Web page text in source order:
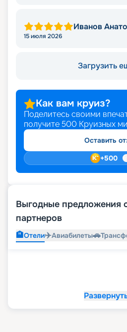
Иванов
15 июля 2026
Загрузить
Как вам круиз?
Поделитесь своими
получите 500 Круизных
Оставить
+500
Выгодные предложения
партнеров
🏨Отели✈️Авиабилеты🚗